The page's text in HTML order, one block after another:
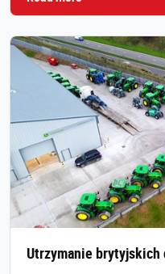
Utrzymanie